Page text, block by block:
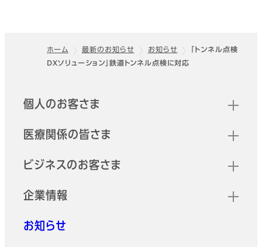
フッター
ホーム 最新のお知らせ お知らせ
「トンネル点検
DXソリューション」鉄道トンネル点検に対応
クイックリンク
個人のお客さま
医療関係の皆さま
ビジネスのお客さま
企業情報
お知らせ